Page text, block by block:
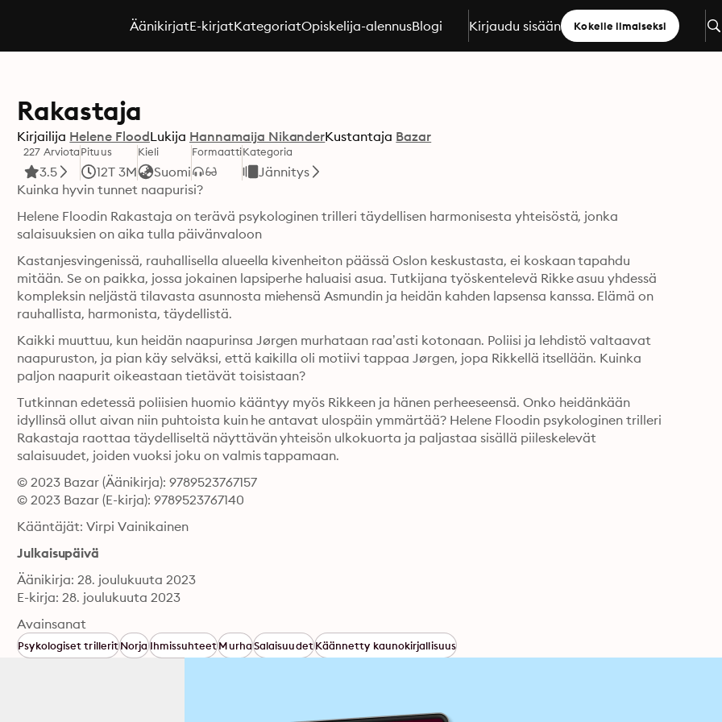
ÄänikirjatE-kirjatKategoriatOpiskelija-alennusBlogi Kirjaudu sisään Kokeile ilmaiseksi
Rakastaja
Kirjailija Helene FloodLukija Hannamaija NikanderKustantaja Bazar
227 Arviota
3.5
Pituus
12T 3M
Kieli
Suomi
FormaattiKategoria
Jännitys
Kuinka hyvin tunnet naapurisi?
Helene Floodin Rakastaja on terävä psykologinen trilleri täydellisen harmonisesta yhteisöstä, jonka
salaisuuksien on aika tulla päivänvaloon
Kastanjesvingenissä, rauhallisella alueella kivenheiton päässä Oslon keskustasta, ei koskaan tapahdu
mitään. Se on paikka, jossa jokainen lapsiperhe haluaisi asua. Tutkijana työskentelevä Rikke asuu yhdessä
kompleksin neljästä tilavasta asunnosta miehensä Asmundin ja heidän kahden lapsensa kanssa. Elämä on
rauhallista, harmonista, täydellistä.
Kaikki muuttuu, kun heidän naapurinsa Jørgen murhataan raa’asti kotonaan. Poliisi ja lehdistö valtaavat
naapuruston, ja pian käy selväksi, että kaikilla oli motiivi tappaa Jørgen, jopa Rikkellä itsellään. Kuinka
paljon naapurit oikeastaan tietävät toisistaan?
Tutkinnan edetessä poliisien huomio kääntyy myös Rikkeen ja hänen perheeseensä. Onko heidänkään
idyllinsä ollut aivan niin puhtoista kuin he antavat ulospäin ymmärtää? Helene Floodin psykologinen trilleri
Rakastaja raottaa täydelliseltä näyttävän yhteisön ulkokuorta ja paljastaa sisällä piileskelevät
salaisuudet, joiden vuoksi joku on valmis tappamaan.
© 2023 Bazar (Äänikirja): 9789523767157
© 2023 Bazar (E-kirja): 9789523767140
Kääntäjät: Virpi Vainikainen
Julkaisupäivä
Äänikirja: 28. joulukuuta 2023
E-kirja: 28. joulukuuta 2023
Avainsanat
Psykologiset trilleritNorjaIhmissuhteetMurhaSalaisuudetKäännetty kaunokirjallisuus